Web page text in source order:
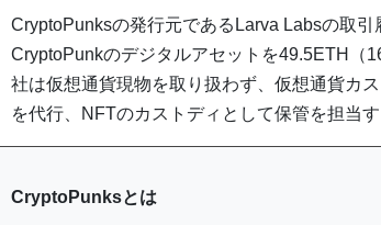
CryptoPunksの発行元であるLarva Labsの取引
CryptoPunkのデジタルアセットを49.5ETH（
社は仮想通貨現物を取り扱わず、仮想通貨カ
を代行、NFTのカストディとして保管を担当す
CryptoPunksとは